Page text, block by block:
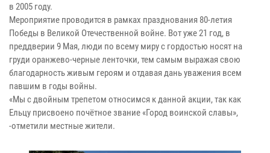
в 2005 году.
Мероприятие проводится в рамках празднования 80-летия
Победы в Великой Отечественной войне. Вот уже 21 год, в
преддверии 9 Мая, люди по всему миру с гордостью носят на
груди оранжево-черные ленточки, тем самым выражая свою
благодарность живым героям и отдавая дань уважения всем
павшим в годы войны.
«Мы с двойным трепетом относимся к данной акции, так как
Ельцу присвоено почётное звание «Город воинской славы»,
-отметили местные жители.